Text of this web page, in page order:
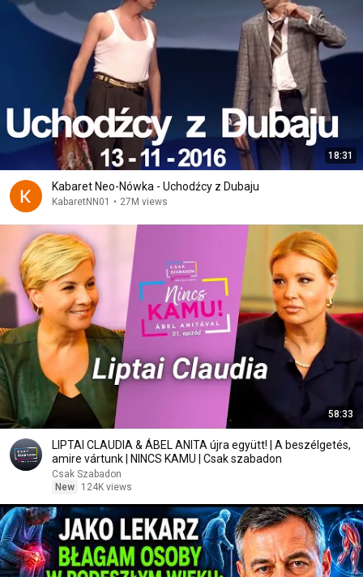
18:31
Kabaret Neo-Nówka - Uchodźcy z Dubaju
KabaretNN01 • 27M views
58:33
LIPTAI CLAUDIA & ÁBEL ANITA újra együtt! | A beszélgetés,
amire vártunk | NINCS KAMU | Csak szabadon
Csak Szabadon
New
124K views